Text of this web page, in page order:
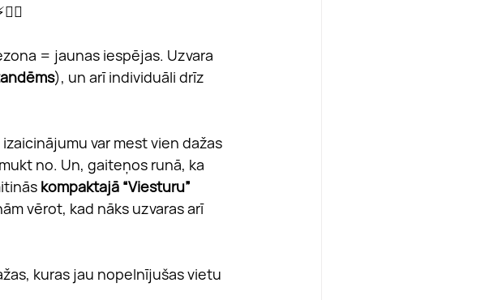
= jaunas iespējas. Uzvara
), un arī individuāli drīz
var mest vien dažas
no. Un, gaiteņos runā, ka
kompaktajā “Viesturu”
vērot, kad nāks uzvaras arī
kuras jau nopelnījušas vietu